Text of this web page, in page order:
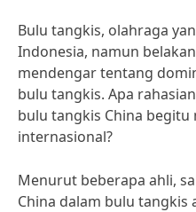
Bulu tangkis, olahraga
Indonesia, namun
mendengar tentang
bulu tangkis. Apa
bulu tangkis China
internasional?
Menurut beberapa ahli,
China dalam bulu tangkis